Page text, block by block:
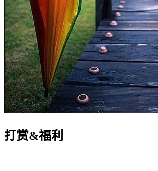
打赏&福利